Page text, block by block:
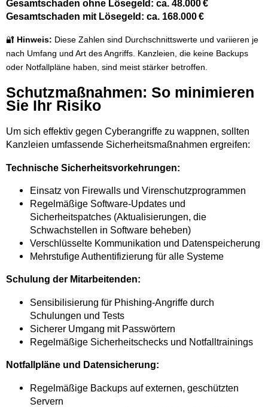
Gesamtschaden ohne Lösegeld: ca. 48.000 €
Gesamtschaden mit Lösegeld: ca. 168.000 €
🔐 Hinweis: Diese Zahlen sind Durchschnittswerte und variieren je
nach Umfang und Art des Angriffs. Kanzleien, die keine Backups
oder Notfallpläne haben, sind meist stärker betroffen.
Schutzmaßnahmen: So minimieren
Sie Ihr Risiko
Um sich effektiv gegen Cyberangriffe zu wappnen, sollten
Kanzleien umfassende Sicherheitsmaßnahmen ergreifen:
Technische Sicherheitsvorkehrungen:
Einsatz von Firewalls und Virenschutzprogrammen
Regelmäßige Software-Updates und
Sicherheitspatches (Aktualisierungen, die
Schwachstellen in Software beheben)
Verschlüsselte Kommunikation und Datenspeicherung
Mehrstufige Authentifizierung für alle Systeme
Schulung der Mitarbeitenden:
Sensibilisierung für Phishing-Angriffe durch
Schulungen und Tests
Sicherer Umgang mit Passwörtern
Regelmäßige Sicherheitschecks und Notfalltrainings
Notfallpläne und Datensicherung:
Regelmäßige Backups auf externen, geschützten
Servern